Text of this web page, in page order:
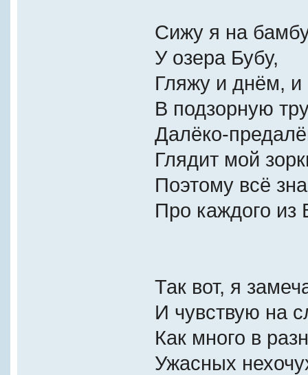
Сижу я на
У озера Бубу,
Гляжу и днём, и
В подзорную
Далёко-
Глядит мой
Поэтому всё
Про каждого из
Так вот, я
И чувствую на
Как много в
Ужасных